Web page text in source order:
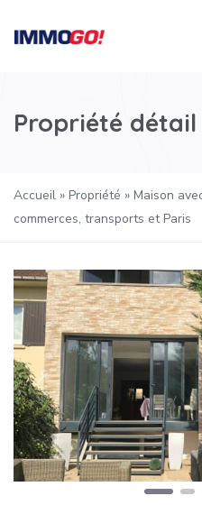
Propriété détail
Accueil » Propriété » Maison
commerces, transports et Paris
Précédent